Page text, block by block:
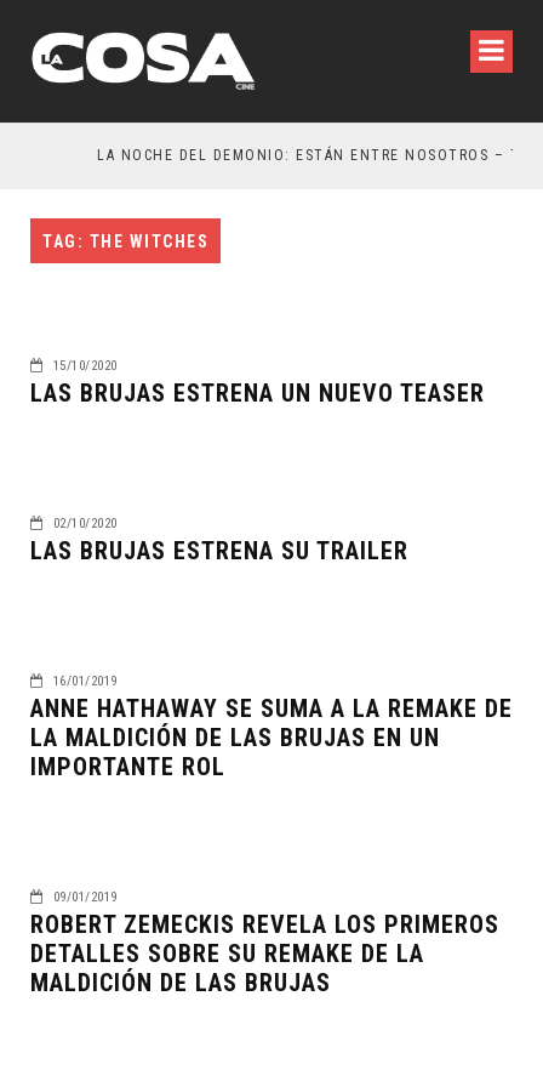
TAG: THE WITCHES
15/10/2020
LAS BRUJAS ESTRENA UN NUEVO TEASER
02/10/2020
LAS BRUJAS ESTRENA SU TRAILER
16/01/2019
ANNE HATHAWAY SE SUMA A LA REMAKE DE
LA MALDICIÓN DE LAS BRUJAS EN UN
IMPORTANTE ROL
09/01/2019
ROBERT ZEMECKIS REVELA LOS PRIMEROS
DETALLES SOBRE SU REMAKE DE LA
MALDICIÓN DE LAS BRUJAS